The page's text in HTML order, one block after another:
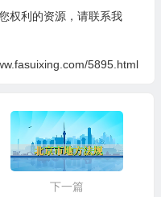
权利的资源，请联系我
5895.html
下一篇